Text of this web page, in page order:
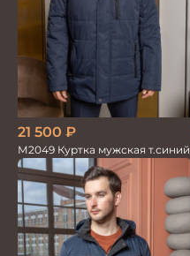
21 500 ₽
М2049 Куртка мужская т.синий